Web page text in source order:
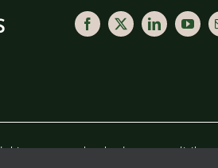
centar za bezbednosnu politiku.